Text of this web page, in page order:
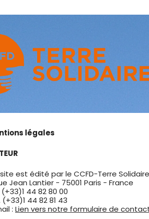
légales
est édité par le CCFD-Terre Solidaire
Jean Lantier - 75001 Paris - France
(+33)1 44 82 80 00
(+33)1 44 82 81 43
: Lien vers notre formulaire de